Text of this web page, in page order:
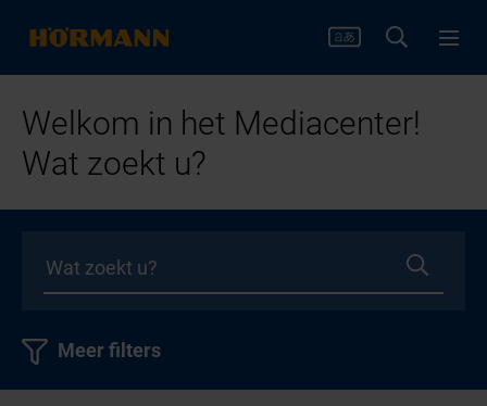
Welkom in het Mediacenter!
Wat zoekt u?
Meer filters